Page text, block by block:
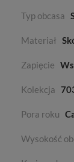
Typ obcasa
Materiał
Zapięcie
Kolekcja
Pora roku
Wysokość